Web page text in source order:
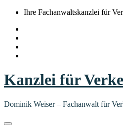
Springe
Inhalt
Ihre Fachanwaltskanzlei für
Kanzlei für
Dominik Weiser – Fachanwalt für